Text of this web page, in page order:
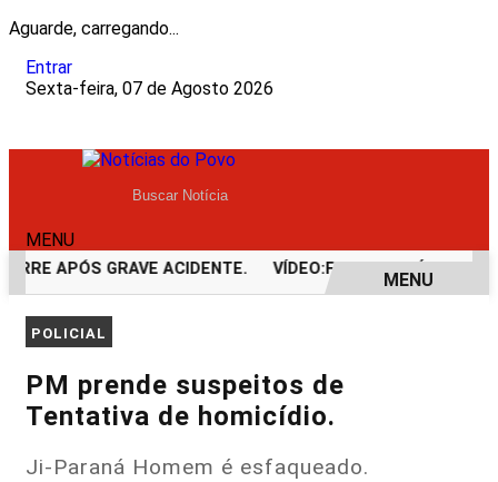
Aguarde, carregando...
Entrar
Sexta-feira, 07 de Agosto 2026
MENU
APÓS GRAVE ACIDENTE. VÍDEO:FURTO.
EM ALTA
MENU
POLICIAL
PM prende suspeitos de
Tentativa de homicídio.
Ji-Paraná Homem é esfaqueado.